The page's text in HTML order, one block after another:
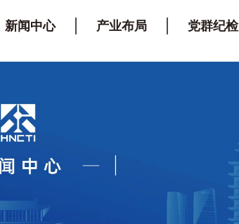
新闻中心 产业布局 党群纪检